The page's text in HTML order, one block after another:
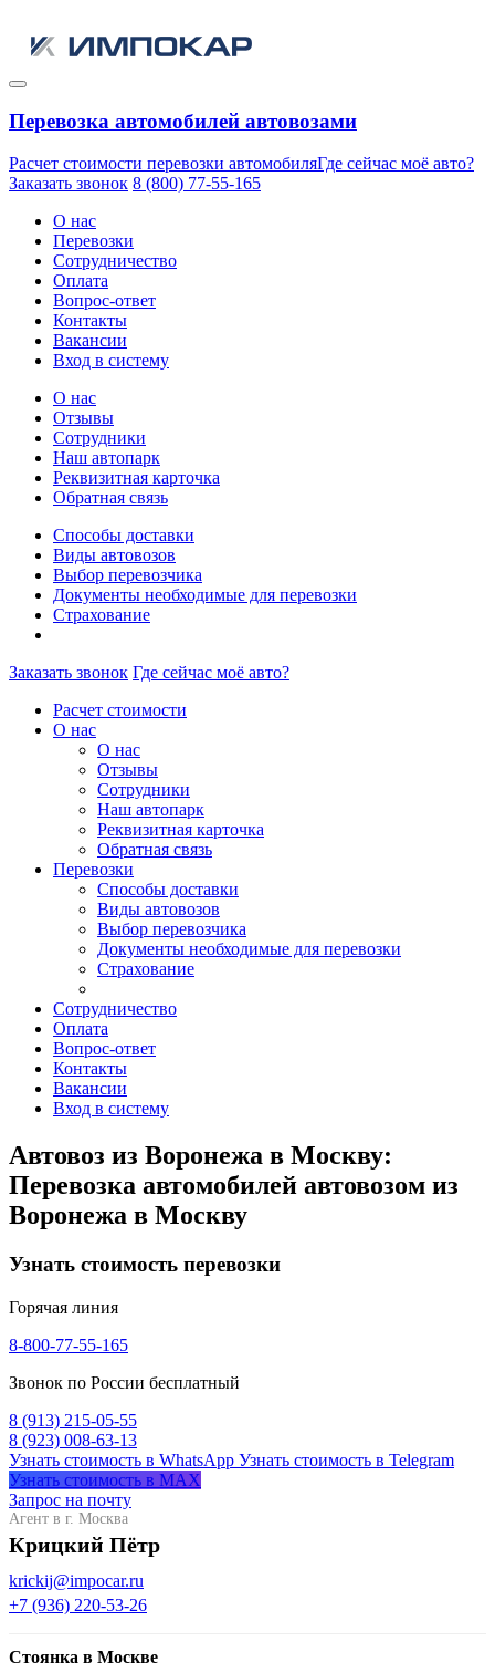
Перевозка автомобилей автовозами
Расчет стоимости перевозки автомобиляГде сейчас моё авто?
Заказать звонок 8 (800) 77-55-165
О нас
Перевозки
Сотрудничество
Оплата
Вопрос-ответ
Контакты
Вакансии
Вход в систему
О нас
Отзывы
Сотрудники
Наш автопарк
Реквизитная карточка
Обратная связь
Способы доставки
Виды автовозов
Выбор перевозчика
Документы необходимые для перевозки
Страхование
Заказать звонок Где сейчас моё авто?
Расчет стоимости
О нас
О нас
Отзывы
Сотрудники
Наш автопарк
Реквизитная карточка
Обратная связь
Перевозки
Способы доставки
Виды автовозов
Выбор перевозчика
Документы необходимые для перевозки
Страхование
Сотрудничество
Оплата
Вопрос-ответ
Контакты
Вакансии
Вход в систему
Автовоз из Воронежа в Москву:
Перевозка автомобилей автовозом из
Воронежа в Москву
Узнать стоимость перевозки
Горячая линия
8-800-77-55-165
Звонок по России бесплатный
8 (913) 215-05-55
8 (923) 008-63-13
Узнать стоимость в WhatsApp Узнать стоимость в Telegram
Узнать стоимость в MAX
Запрос на почту
Агент в г. Москва
Крицкий Пётр
krickij@impocar.ru
+7 (936) 220-53-26
Стоянка в Москве